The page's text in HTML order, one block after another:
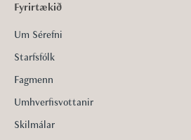
Fyrirtækið
Um Sérefni
Starfsfólk
Fagmenn
Umhverfisvottanir
Skilmálar